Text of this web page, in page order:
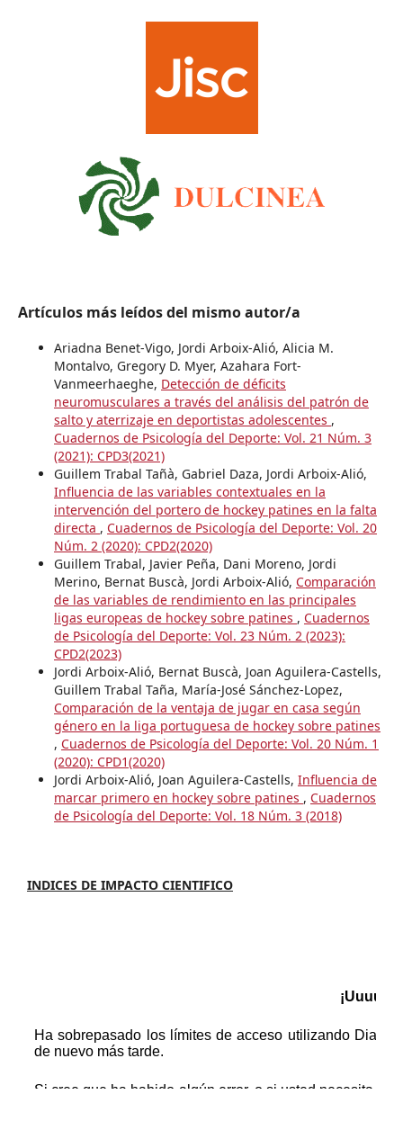
Artículos más leídos del mismo autor/a
Ariadna Benet-Vigo, Jordi Arboix-Alió, Alicia M.
Montalvo, Gregory D. Myer, Azahara Fort-
Vanmeerhaeghe, Detección de déficits
neuromusculares a través del análisis del patrón de
salto y aterrizaje en deportistas adolescentes ,
Cuadernos de Psicología del Deporte: Vol. 21 Núm. 3
(2021): CPD3(2021)
Guillem Trabal Tañà, Gabriel Daza, Jordi Arboix-Alió,
Influencia de las variables contextuales en la
intervención del portero de hockey patines en la falta
directa , Cuadernos de Psicología del Deporte: Vol. 20
Núm. 2 (2020): CPD2(2020)
Guillem Trabal, Javier Peña, Dani Moreno, Jordi
Merino, Bernat Buscà, Jordi Arboix-Alió, Comparación
de las variables de rendimiento en las principales
ligas europeas de hockey sobre patines , Cuadernos
de Psicología del Deporte: Vol. 23 Núm. 2 (2023):
CPD2(2023)
Jordi Arboix-Alió, Bernat Buscà, Joan Aguilera-Castells,
Guillem Trabal Taña, María-José Sánchez-Lopez,
Comparación de la ventaja de jugar en casa según
género en la liga portuguesa de hockey sobre patines
, Cuadernos de Psicología del Deporte: Vol. 20 Núm. 1
(2020): CPD1(2020)
Jordi Arboix-Alió, Joan Aguilera-Castells, Influencia de
marcar primero en hockey sobre patines , Cuadernos
de Psicología del Deporte: Vol. 18 Núm. 3 (2018)
INDICES DE IMPACTO CIENTIFICO